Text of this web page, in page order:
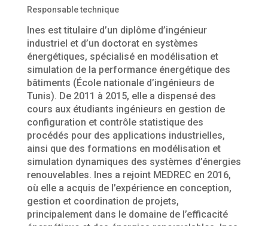
Responsable technique
Ines est titulaire d’un diplôme d’ingénieur
industriel et d’un doctorat en systèmes
énergétiques, spécialisé en modélisation et
simulation de la performance énergétique des
bâtiments (École nationale d’ingénieurs de
Tunis). De 2011 à 2015, elle a dispensé des
cours aux étudiants ingénieurs en gestion de
configuration et contrôle statistique des
procédés pour des applications industrielles,
ainsi que des formations en modélisation et
simulation dynamiques des systèmes d’énergies
renouvelables. Ines a rejoint MEDREC en 2016,
où elle a acquis de l’expérience en conception,
gestion et coordination de projets,
principalement dans le domaine de l’efficacité